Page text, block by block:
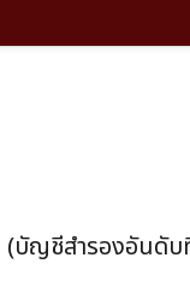
(บัญชีสำรองอันดั